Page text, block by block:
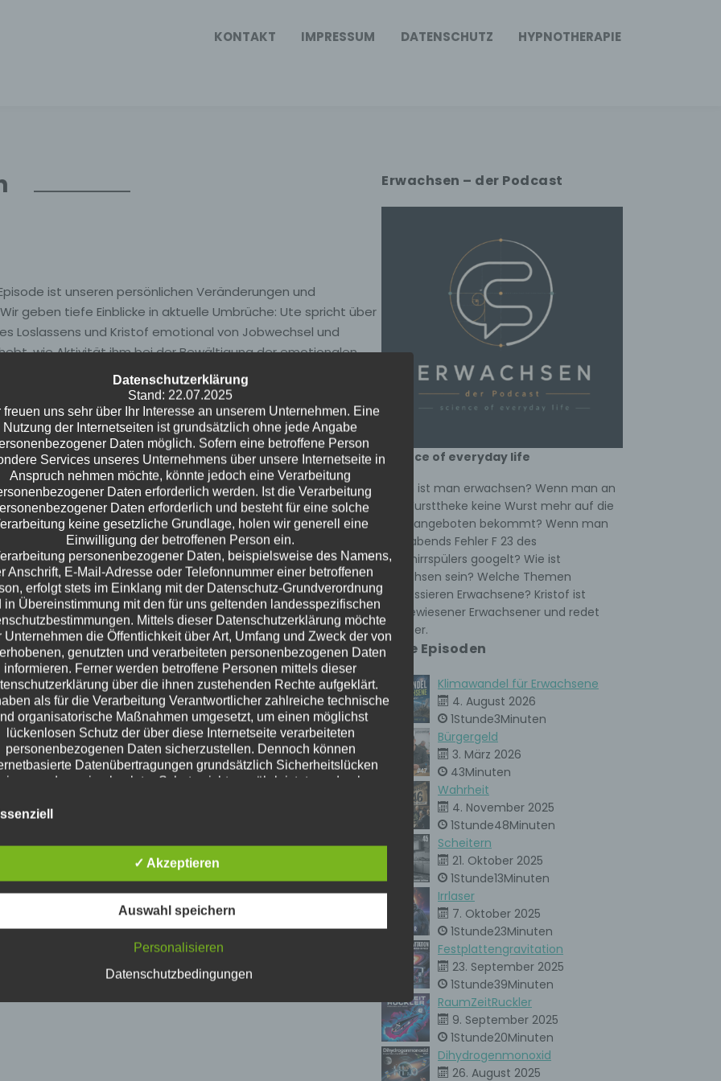
KONTAKT IMPRESSUM DATENSCHUTZ HYPNOTHERAPIE
ist unseren persönlichen Veränderungen und
geben tiefe Einblicke in aktuelle Umbrüche: Ute spricht über
Loslassens und Kristof emotional von Jobwechsel und
wie Aktivität ihm bei der Bewältigung der emotionalen
unsere gemeinsame Podcast-Reise als vorerst letzte
Kristofs „Hochstaplersyndrom“ überwinden half und zu einer
stellt ihr Herzensprojekt „Babybauchgeflüster“
vor. Kristof teilt seine 11-jährige
frühzeitig auf Warnzeichen zu reagieren und Belastungen zu
wird Kristof zum Bindungsratgeber. Zum Schluss wird es
Erwachsen – der Podcast
science of everyday life
Wann ist man erwachsen? Wenn man an
der Wursttheke keine Wurst mehr auf die
Hand angeboten bekommt? Wenn man
spät abends Fehler F 23 des
Geschirrspülers googelt? Wie ist
Erwachsen sein? Welche Themen
interessieren Erwachsene? Kristof ist
ausgewiesener Erwachsener und redet
darüber.
Neue Episoden
Klimawandel für Erwachsene
4. August 2026
1Stunde3Minuten
Bürgergeld
3. März 2026
43Minuten
Wahrheit
4. November 2025
1Stunde48Minuten
Scheitern
21. Oktober 2025
1Stunde13Minuten
Irrlaser
7. Oktober 2025
1Stunde23Minuten
Festplattengravitation
23. September 2025
1Stunde39Minuten
RaumZeitRuckler
9. September 2025
1Stunde20Minuten
Dihydrogenmonoxid
26. August 2025
Datenschutzerklärung
Stand: 22.07.2025
freuen uns sehr über Ihr Interesse an unserem Unternehmen. Eine
Nutzung der Internetseiten ist grundsätzlich ohne jede Angabe
Daten möglich. Sofern eine betroffene Person
Services unseres Unternehmens über unsere Internetseite in
Anspruch nehmen möchte, könnte jedoch eine Verarbeitung
Daten erforderlich werden. Ist die Verarbeitung
Daten erforderlich und besteht für eine solche
keine gesetzliche Grundlage, holen wir generell eine
Einwilligung der betroffenen Person ein.
personenbezogener Daten, beispielsweise des Namens,
Anschrift, E-Mail-Adresse oder Telefonnummer einer betroffenen
erfolgt stets im Einklang mit der Datenschutz-Grundverordnung
in Übereinstimmung mit den für uns geltenden landesspezifischen
Mittels dieser Datenschutzerklärung möchte
Unternehmen die Öffentlichkeit über Art, Umfang und Zweck der von
genutzten und verarbeiteten personenbezogenen Daten
informieren. Ferner werden betroffene Personen mittels dieser
über die ihnen zustehenden Rechte aufgeklärt.
als für die Verarbeitung Verantwortlicher zahlreiche technische
organisatorische Maßnahmen umgesetzt, um einen möglichst
lückenlosen Schutz der über diese Internetseite verarbeiteten
personenbezogenen Daten sicherzustellen. Dennoch können
Datenübertragungen grundsätzlich Sicherheitslücken
sodass ein absoluter Schutz nicht gewährleistet werden kann.
Daten auch auf alternativen Wegen, beispielsweise
beruht auf den Begrifflichkeiten, die durch den
Richtlinien- und Verordnungsgeber beim Erlass der
Grundverordnung (DS-GVO) verwendet wurden. Unsere
soll sowohl für die Öffentlichkeit als auch für unsere
dies zu gewährleisten, möchten wir vorab die verwendeten
Begrifflichkeiten erläutern.
Wir verwenden in dieser Datenschutzerklärung unter anderem die
✓ Akzeptieren
Auswahl speichern
Personalisieren
Datenschutzbedingungen